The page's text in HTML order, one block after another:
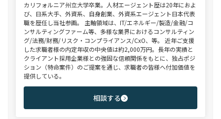
カリフォルニア州立大学卒業。人材エージェント歴は20年におよ
び、日系大手、外資系、自身創業、外資系エージェント日本代表
職を歴任し当社参画。 主軸領域は、IT/エネルギー/製造/金融/コ
ンサルティングファーム等、多様な業界におけるコンサルティン
グ/法務/財務/リスク・コンプライアンス/CxO、等。 近年ご支援
した求職者様の内定年収の中央値は約2,000万円。長年の実績と
クライアント採用企業様との強固な信頼関係をもとに、独占ポジ
ション（特命案件）のご提案を通じ、求職者の皆様へ付加価値を
提供している。
相談する